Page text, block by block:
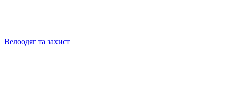
Велоодяг та захист